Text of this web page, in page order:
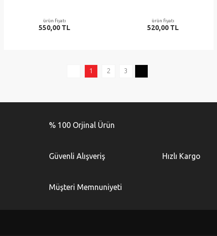
ürün fiyatı
550,00 TL
ürün fiyatı
520,00 TL
1 2 3
% 100 Orjinal Ürün
Güvenli Alışveriş Hızlı Kargo
Müşteri Memnuniyeti